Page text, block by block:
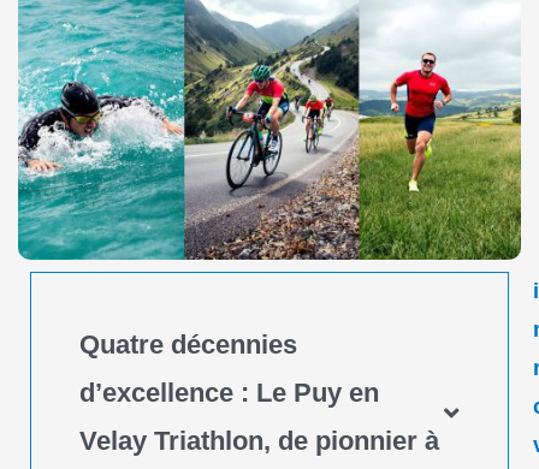
Quatre décennies
d’excellence : Le Puy en
Velay Triathlon, de pionnier à
i